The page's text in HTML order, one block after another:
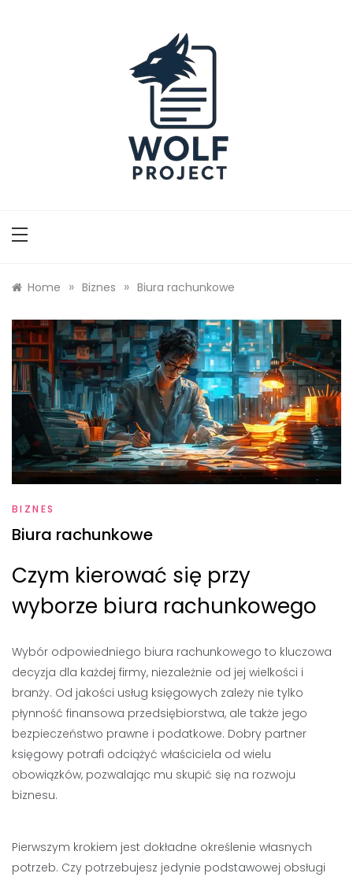
Home » Biznes » Biura rachunkowe
BIZNES
Biura rachunkowe
Czym kierować się przy
wyborze biura rachunkowego
Wybór odpowiedniego biura rachunkowego to kluczowa
decyzja dla każdej firmy, niezależnie od jej wielkości i
branży. Od jakości usług księgowych zależy nie tylko
płynność finansowa przedsiębiorstwa, ale także jego
bezpieczeństwo prawne i podatkowe. Dobry partner
księgowy potrafi odciążyć właściciela od wielu
obowiązków, pozwalając mu skupić się na rozwoju
biznesu.
Pierwszym krokiem jest dokładne określenie własnych
potrzeb. Czy potrzebujesz jedynie podstawowej obsługi